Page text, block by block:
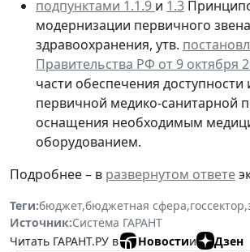
подпунктами 1.1.9 и 1.3
модернизации первичного звена
здравоохранения, утв.
Правительства РФ от 9 октября
части обеспечения доступности
первичной медико-санитарной
оснащения необходимым
оборудованием.
Подробнее – в развернутом ответе
Теги:бюджет,бюджетная сфера,госсектор,
Источник:Система ГАРАНТ
Читать ГАРАНТ.РУ в
Новостии Дзен